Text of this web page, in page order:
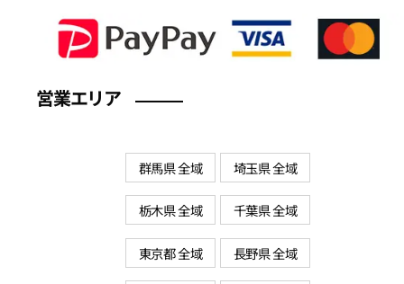
営業エリア
群馬県 全域 埼玉県 全域
栃木県 全域 千葉県 全域
東京都 全域 長野県 全域